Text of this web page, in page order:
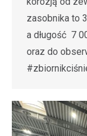
zasobnika to
a długość 7
oraz do